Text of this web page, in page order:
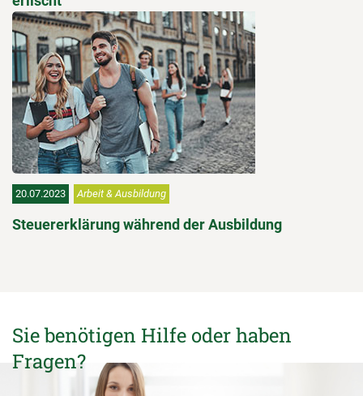
20.07.2023 Arbeit & Ausbildung
Steuererklärung während der Ausbildung
Sie benötigen Hilfe oder haben
Fragen?